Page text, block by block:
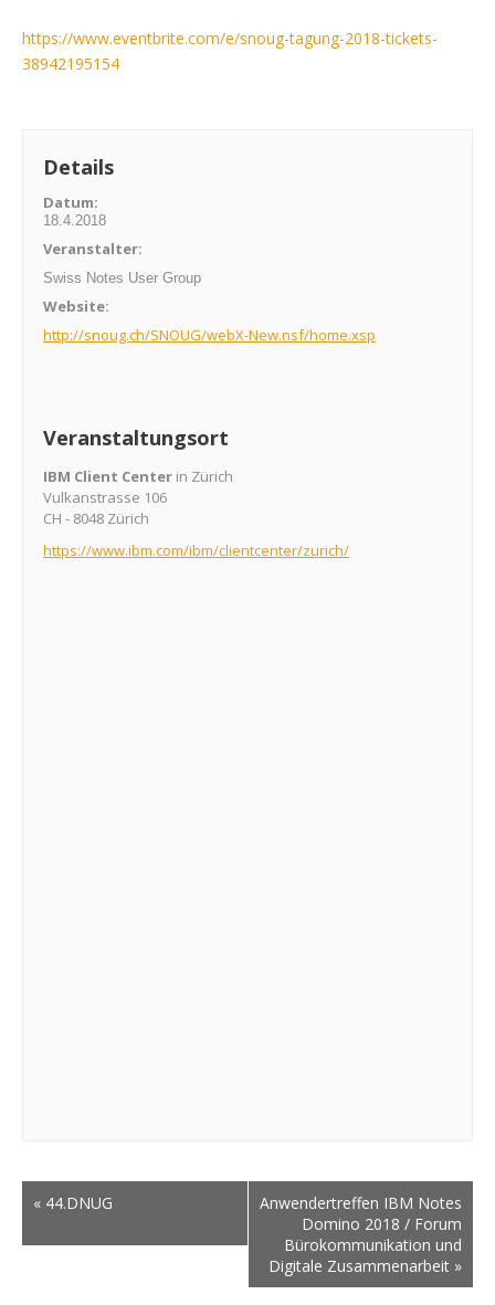
https://www.eventbrite.com/e/snoug-tagung-2018-tickets-
38942195154
Details
Datum:
18.4.2018
Veranstalter:
Swiss Notes User Group
Website:
http://snoug.ch/SNOUG/webX-New.nsf/home.xsp
Veranstaltungsort
IBM Client Center in Zürich
Vulkanstrasse 106
CH - 8048 Zürich
https://www.ibm.com/ibm/clientcenter/zurich/
« 44.DNUG
Anwendertreffen IBM Notes
Domino 2018 / Forum
Bürokommunikation und
Digitale Zusammenarbeit »